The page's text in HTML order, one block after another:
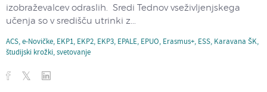
izobraževalcev odraslih. Sredi Tednov vseživljenjskega
učenja so v središču utrinki z...
ACS,e-Novičke, EKP1, EKP2, EKP3, EPALE, EPUO, Erasmus+, ESS, Karavana ŠK,
študijski krožki,svetovanje